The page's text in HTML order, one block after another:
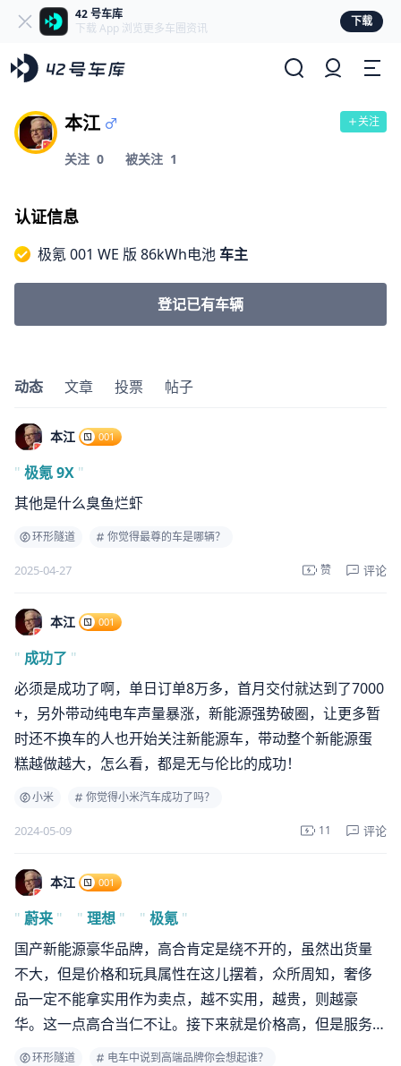
42 号车库
下载 App 浏览更多车圈资讯
下载
本江
关注 0 被关注 1
关注
认证信息
极氪 001 WE 版 86kWh电池 车主
登记已有车辆
动态 文章 投票 帖子
本江 001
" 极氪 9X "
其他是什么臭鱼烂虾
环形隧道 你觉得最尊的车是哪辆？
2025-04-27 赞 评论
本江 001
" 成功了 "
必须是成功了啊，单日订单8万多，首月交付就达到了7000
+，另外带动纯电车声量暴涨，新能源强势破圈，让更多暂
时还不换车的人也开始关注新能源车，带动整个新能源蛋
糕越做越大，怎么看，都是无与伦比的成功！
小米 你觉得小米汽车成功了吗？
2024-05-09 11 评论
本江 001
" 蔚来 " " 理想 " " 极氪 "
国产新能源豪华品牌，高合肯定是绕不开的，虽然出货量
不大，但是价格和玩具属性在这儿摆着，众所周知，奢侈
品一定不能拿实用作为卖点，越不实用，越贵，则越豪
华。这一点高合当仁不让。接下来就是价格高，但是服务/
功能/配置能打的，分别代表品牌就是蔚来，理想，极氪
环形隧道 电车中说到高端品牌你会想起谁？